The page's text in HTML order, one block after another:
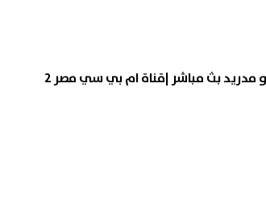
مدريد بث مباشر |قناة ام بي سي مصر 2